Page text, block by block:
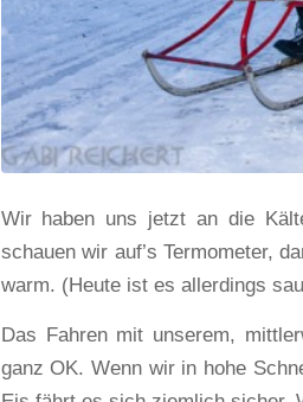
Wir haben uns jetzt an die
schauen wir auf’s Termometer,
warm. (Heute ist es allerdings
Das Fahren mit unserem,
ganz OK. Wenn wir in hohe